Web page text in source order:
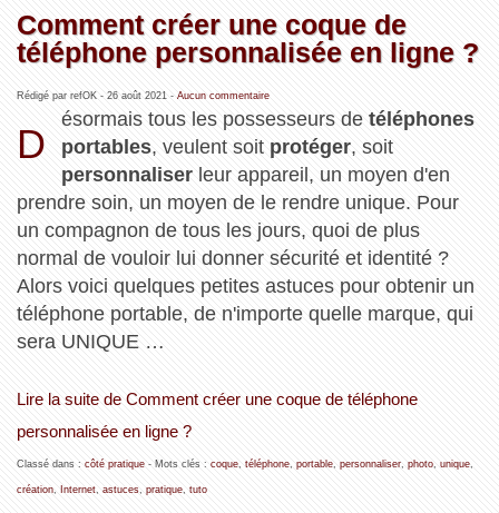
Comment créer une coque de
téléphone personnalisée en ligne ?
Rédigé par refOK - 26 août 2021- Aucun commentaire
D
ésormais tous les possesseurs detéléphones
portables, veulent soit protéger, soit
personnaliser leur appareil, un moyen d'en
prendre soin, un moyen de le rendre unique. Pour
un compagnon de tous les jours, quoi de plus
normal de vouloir lui donner sécurité et identité ?
Alors voici quelques petites astuces pour obtenir un
téléphone portable, de n'importe quelle marque, qui
sera UNIQUE …
Lire la suite de Comment créer une coque de téléphone
personnalisée en ligne ?
Classé dans : côté pratique- Mots clés : coque, téléphone, portable, personnaliser, photo, unique,
création, Internet, astuces, pratique, tuto